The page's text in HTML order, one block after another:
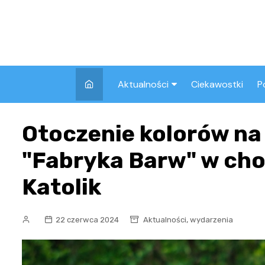
Aktualności
Pozostałe
Ciekawostki
Otoczenie kolorów
"Fabryka Barw" w
Katolik
22 czerwca 2024 Aktualności, wydarzenia